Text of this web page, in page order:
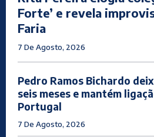
Forte’ e revela
Faria
7 De Agosto, 2026
Pedro Ramos Bichardo
seis meses e mantém
Portugal
7 De Agosto, 2026